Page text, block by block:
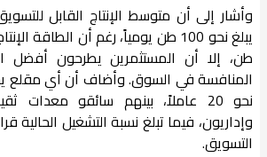
وأشار إلى أن متوسط الإنتاج القابل
طن، إلا أن المستثمرين يطرحون أفضل
المنافسة في السوق. وأضاف أن أي مقلع
نحو 20 عاملاً، بينهم سائقو
التسويق.